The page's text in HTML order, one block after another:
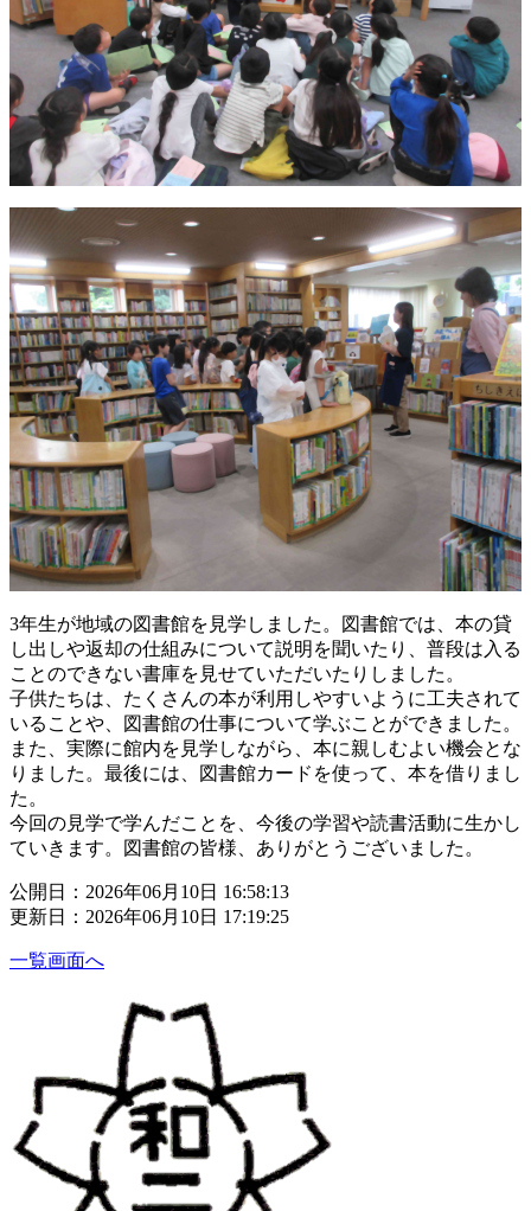
3年生が地域の図書館を見学しました。図書館では、本の貸
し出しや返却の仕組みについて説明を聞いたり、普段は入る
ことのできない書庫を見せていただいたりしました。
子供たちは、たくさんの本が利用しやすいように工夫されて
いることや、図書館の仕事について学ぶことができました。
また、実際に館内を見学しながら、本に親しむよい機会とな
りました。最後には、図書館カードを使って、本を借りまし
た。
今回の見学で学んだことを、今後の学習や読書活動に生かし
ていきます。図書館の皆様、ありがとうございました。
公開日：2026年06月10日 16:58:13
更新日：2026年06月10日 17:19:25
一覧画面へ